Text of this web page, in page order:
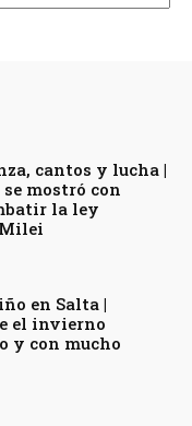
cantos y lucha |
mostró con
la ley
en Salta |
el invierno
y con mucho